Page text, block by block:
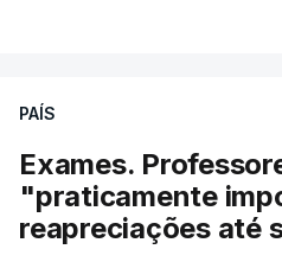
PAÍS
Exames.
"praticamente
reapreciações até